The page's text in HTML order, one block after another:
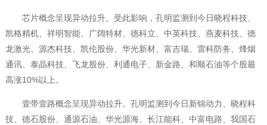
芯片概念呈现异动拉升。受此影响，孔明监测到今日晓程科技、
凯格精机、祥明智能、广阔特材、德科立、中英科技、燕麦科技、德
龙激光、源杰科技、凯伦股份、华光新材、富吉瑞、雷科防务、烽烟
通讯、泰晶科技、飞龙股份、利通电子、新金路、和顺石油等个股最
高涨10%以上。
壹带壹路概念呈现异动拉升。孔明监测到今日新锦动力、晓程科
技、德石股份、通源石油、华光源海、长江能科、中富电路、我国石